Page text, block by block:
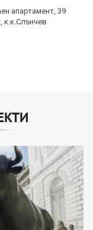
апартамент, 39
к.к.Слънчев